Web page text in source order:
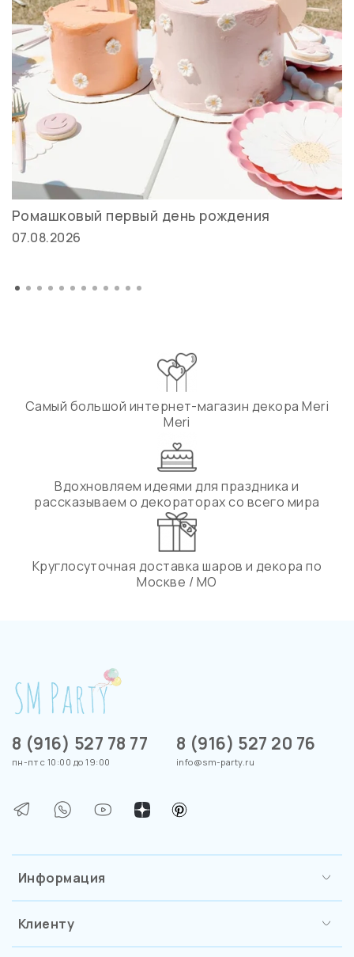
Ромашковый первый день рождения
07.08.2026
Самый большой интернет-магазин декора Meri
Meri
Вдохновляем идеями для праздника и
рассказываем о декораторах со всего мира
Круглосуточная доставка шаров и декора по
Москве / МО
Информация
Клиенту
8 (916) 527 78 77
пн-пт с 10:00 до 19:00
8 (916) 527 20 76
info@sm-party.ru